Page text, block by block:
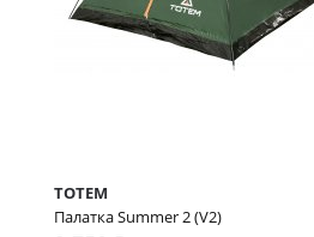
TOTEM
Палатка Summer 2 (V2)